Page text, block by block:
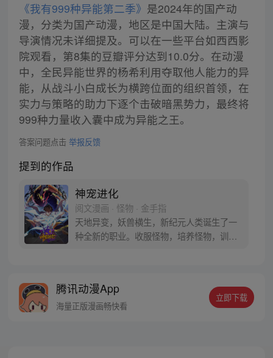
《我有999种异能第二季》 是2024年的国产动
漫，分类为国产动漫，地区是中国大陆。主演与
导演情况未详细提及。可以在一些平台如西西影
院观看，第8集的豆瓣评分达到10.0分。在动漫
中，全民异能世界的杨希利用夺取他人能力的异
能，从战斗小白成长为横跨位面的组织首领，在
实力与策略的助力下逐个击破暗黑势力，最终将
999种力量收入囊中成为异能之王。
答案问题点击 举报反馈
提到的作品
神宠进化
阅文漫画 · 怪物 · 金手指
天地异变，妖兽横生，新纪元人类诞生了一
种全新的职业。收服怪物，培养怪物，训练
只翱翔九天的真龙。 每周三、六更新
腾讯动漫App
海量正版漫画畅快看
立即下载